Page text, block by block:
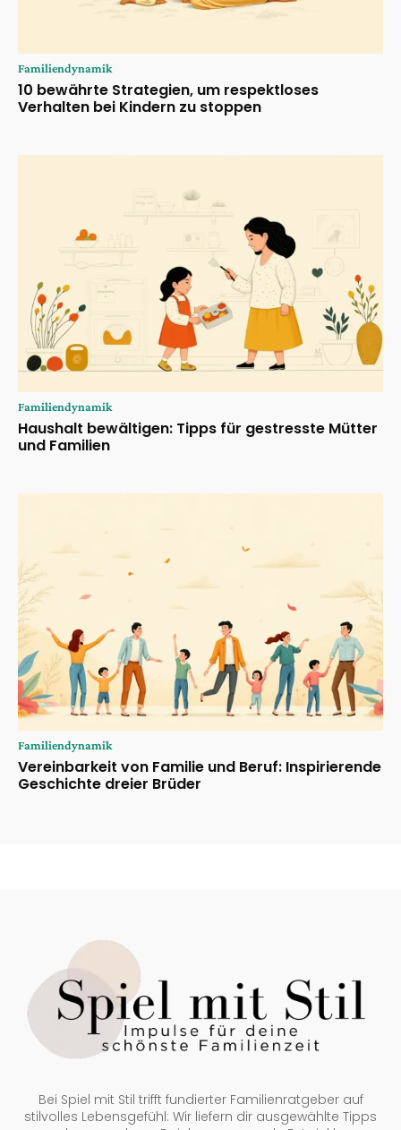
Familiendynamik
10 bewährte Strategien, um respektloses
Verhalten bei Kindern zu stoppen
Familiendynamik
Haushalt bewältigen: Tipps für gestresste Mütter
und Familien
Familiendynamik
Vereinbarkeit von Familie und Beruf: Inspirierende
Geschichte dreier Brüder
Bei Spiel mit Stil trifft fundierter Familienratgeber auf
stilvolles Lebensgefühl: Wir liefern dir ausgewählte Tipps